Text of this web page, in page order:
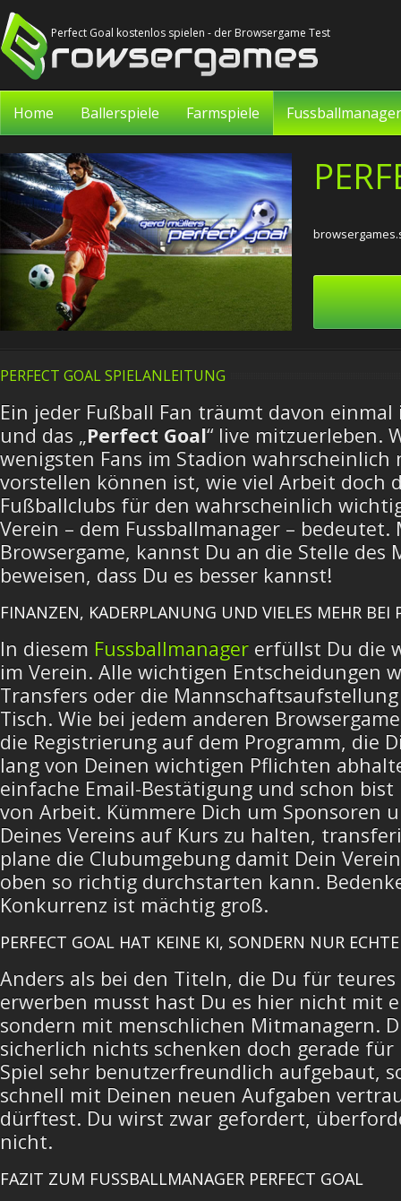
Perfect Goal kostenlos spielen - der Browsergame Test
Home Ballerspiele Farmspiele Fussballmanager
PERFECT GOAL SPIELANLEITUNG
Ein jeder Fußball Fan träumt davon
und das „Perfect Goal“ live mitzuerleben.
wenigsten Fans im Stadion
vorstellen können ist, wie viel Arbeit doch
Fußballclubs für den wahrscheinlich
Verein – dem Fussballmanager –
Browsergame, kannst Du an die Stelle des
beweisen, dass Du es besser kannst!
FINANZEN, KADERPLANUNG UND VIELES MEHR BEI
In diesem Fussballmanager erfüllst Du die
im Verein. Alle wichtigen Entscheidungen
Transfers oder die
Tisch. Wie bei jedem anderen
die Registrierung auf dem Programm, die
lang von Deinen wichtigen Pflichten
einfache Email-Bestätigung und schon
von Arbeit. Kümmere Dich um Sponsoren
Deines Vereins auf Kurs zu halten,
plane die Clubumgebung damit Dein
oben so richtig durchstarten kann.
Konkurrenz ist mächtig groß.
PERFECT GOAL HAT KEINE KI, SONDERN NUR
Anders als bei den Titeln, die Du für teures
erwerben musst hast Du es hier nicht mit
sondern mit menschlichen Mitmanagern.
sicherlich nichts schenken doch gerade für
Spiel sehr benutzerfreundlich aufgebaut,
schnell mit Deinen neuen Aufgaben
dürftest. Du wirst zwar gefordert,
nicht.
FAZIT ZUM FUSSBALLMANAGER PERFECT GOAL